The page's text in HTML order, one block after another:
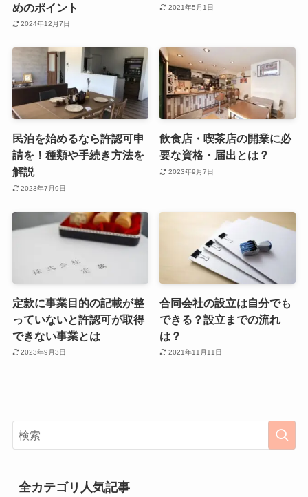
めのポイント
2024年12月7日
2021年5月1日
民泊を始めるなら許認可申
請を！種類や手続き方法を
解説
2023年7月9日
飲食店・喫茶店の開業に必
要な資格・届出とは？
2023年9月7日
定款に事業目的の記載が整
っていないと許認可が取得
できない事業とは
2023年9月3日
合同会社の設立は自分でも
できる？設立までの流れ
は？
2021年11月11日
全カテゴリ人気記事